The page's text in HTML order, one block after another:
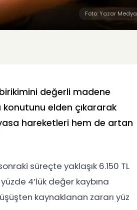
Foto: Yazar Medya
değerli madene
konutunu elden çıkararak
hareketleri hem de artan
süreçte yaklaşık 6.150 TL
4’lük değer kaybına
kaynaklanan zararı yüz